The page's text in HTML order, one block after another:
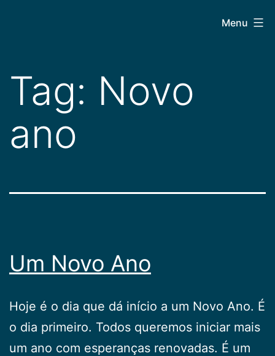
conteúdo
Menu
Tag: Novo
ano
Um Novo Ano
Hoje é o dia que dá início a um Novo Ano. É
o dia primeiro. Todos queremos iniciar mais
um ano com esperanças renovadas. É um